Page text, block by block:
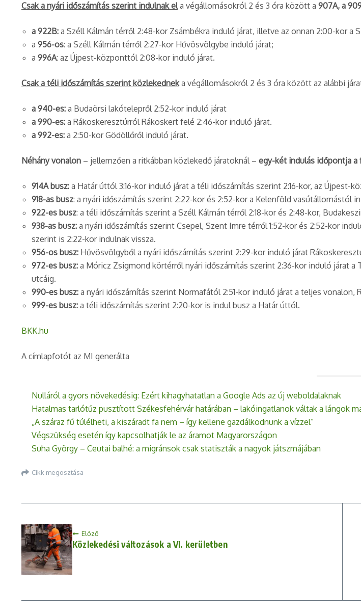
Csak a nyári időszámítás szerint indulnak ela végállomásokról 2 és 3 óra között a 907A, a
a 922B: a Széll Kálmán térről 2:48-kor Zsámbékra induló járat, illetve az onnan 2:00-kor a
a 956-os: a Széll Kálmán térről 2:27-kor Hűvösvölgybe induló járat;
a 996A: az Újpest-központtól 2:08-kor induló járat.
Csak a téli időszámítás szerint közlekednek a végállomásokról 2 és 3 óra között az alábbi
a 940-es: a Budaörsi lakótelepről 2:52-kor induló járat
a 990-es: a Rákoskeresztúrról Rákoskert felé 2:46-kor induló járat.
a 992-es: a 2:50-kor Gödöllőről induló járat.
Néhány vonalon – jellemzően a ritkábban közlekedő járatoknál – egy-két indulás időpontja
914A busz: a Határ úttól 3:16-kor induló járat a téli időszámítás szerint 2:16-kor, az
918-as busz: a nyári időszámítás szerint 2:22-kor és 2:52-kor a Kelenföld vasútállomástól
922-es busz: a téli időszámítás szerint a Széll Kálmán térről 2:18-kor és 2:48-kor,
938-as busz: a nyári időszámítás szerint Csepel, Szent Imre térről 1:52-kor és 2:52-kor
szerint is 2:22-kor indulnak vissza.
956-os busz: Hűvösvölgyből a nyári időszámítás szerint 2:29-kor induló járat
972-es busz: a Móricz Zsigmond körtérről nyári időszámítás szerint 2:36-kor induló járat
utcáig.
990-es busz: a nyári időszámítás szerint Normafától 2:51-kor induló járat a teljes vonalon,
999-es busz: a téli időszámítás szerint 2:20-kor is indul busz a Határ úttól.
BKK.hu
A címlapfotót az MI generálta
Nulláról a gyors növekedésig: Ezért kihagyhatatlan a Google Ads az új weboldalaknak
Hatalmas tarlótűz pusztított Székesfehérvár határában – lakóingatlanok váltak a lángok
„A száraz fű túlélheti, a kiszáradt fa nem – így kellene gazdálkodnunk a vízzel”
Végszükség esetén így kapcsolhatják le az áramot Magyarországon
Suha György – Ceutai balhé: a migránsok csak statiszták a nagyok játszmájában
Cikk megosztása
Előző
Közlekedési változások a VI. kerületben